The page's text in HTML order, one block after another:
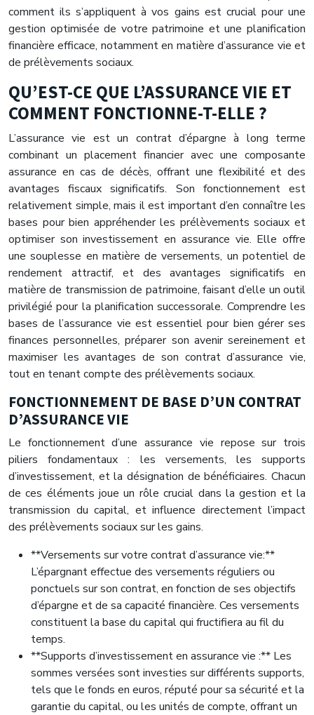
comment ils s’appliquent à vos gains est crucial pour une
gestion optimisée de votre patrimoine et une planification
financière efficace, notamment en matière d’assurance vie et
de prélèvements sociaux.
QU’EST-CE QUE L’ASSURANCE VIE ET
COMMENT FONCTIONNE-T-ELLE ?
L’assurance vie est un contrat d’épargne à long terme
combinant un placement financier avec une composante
assurance en cas de décès, offrant une flexibilité et des
avantages fiscaux significatifs. Son fonctionnement est
relativement simple, mais il est important d’en connaître les
bases pour bien appréhender les prélèvements sociaux et
optimiser son investissement en assurance vie. Elle offre
une souplesse en matière de versements, un potentiel de
rendement attractif, et des avantages significatifs en
matière de transmission de patrimoine, faisant d’elle un outil
privilégié pour la planification successorale. Comprendre les
bases de l’assurance vie est essentiel pour bien gérer ses
finances personnelles, préparer son avenir sereinement et
maximiser les avantages de son contrat d’assurance vie,
tout en tenant compte des prélèvements sociaux.
FONCTIONNEMENT DE BASE D’UN CONTRAT
D’ASSURANCE VIE
Le fonctionnement d’une assurance vie repose sur trois
piliers fondamentaux : les versements, les supports
d’investissement, et la désignation de bénéficiaires. Chacun
de ces éléments joue un rôle crucial dans la gestion et la
transmission du capital, et influence directement l’impact
des prélèvements sociaux sur les gains.
**Versements sur votre contrat d’assurance vie:**
L’épargnant effectue des versements réguliers ou
ponctuels sur son contrat, en fonction de ses objectifs
d’épargne et de sa capacité financière. Ces versements
constituent la base du capital qui fructifiera au fil du
temps.
**Supports d’investissement en assurance vie :** Les
sommes versées sont investies sur différents supports,
tels que le fonds en euros, réputé pour sa sécurité et la
garantie du capital, ou les unités de compte, offrant un